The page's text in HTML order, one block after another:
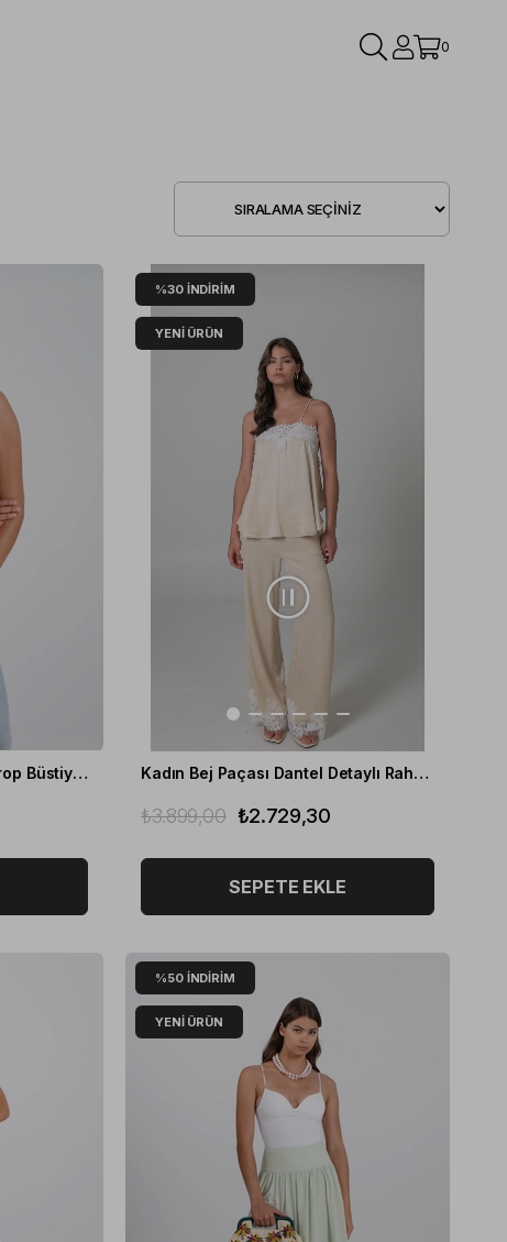
0
Kadın Siyah Saten Askılı Crop Büstiyer Kadın Bej Paçası Dantel Detaylı Rahat Pantolon
₺2.729,30
₺3.899,00
SEPETE EKLE
%30 İNDIRIM
YENI ÜRÜN
%50 İNDIRIM
YENI ÜRÜN